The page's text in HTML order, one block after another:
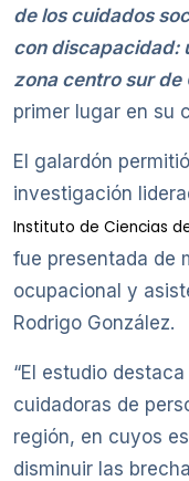
de los cuidados
con discapacidad:
zona centro sur de
primer lugar en su
El galardón
investigación
Instituto de Ciencias
fue presentada de
ocupacional y
Rodrigo González.
“El estudio
cuidadoras de
región, en cuyos
disminuir las